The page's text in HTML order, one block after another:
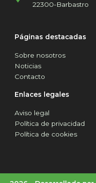
22300-Barbastro
Páginas destacadas
Sobre nosotros
Noticias
Contacto
Enlaces legales
Aviso legal
Política de privacidad
Política de cookies